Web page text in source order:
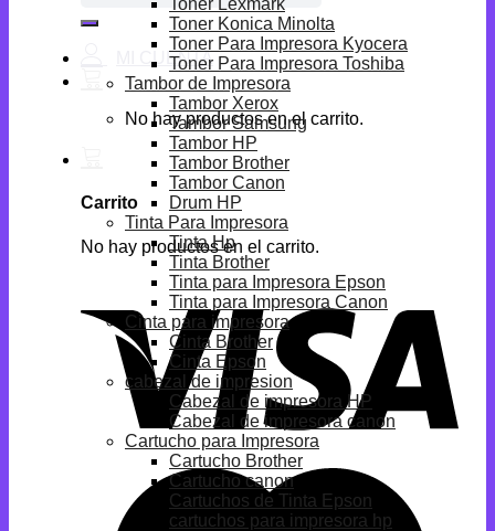
No hay productos en el carrito.
Carrito
No hay productos en el carrito.
Toner Lexmark
Toner Konica Minolta
Toner Para Impresora Kyocera
Toner Para Impresora Toshiba
Tambor de Impresora
Tambor Xerox
Tambor Samsung
Tambor HP
Tambor Brother
Tambor Canon
Drum HP
Tinta Para Impresora
Tinta Hp
Tinta Brother
Tinta para Impresora Epson
Tinta para Impresora Canon
Cinta para impresora
Cinta Brother
Cinta Epson
cabezal de impresion
Cabezal de impresora HP
Cabezal de impresora canon
Cartucho para Impresora
Cartucho Brother
Cartucho canon
Cartuchos de Tinta Epson
cartuchos para impresora hp